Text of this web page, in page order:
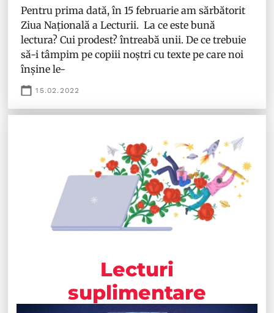
Pentru prima dată, în 15 februarie am sărbătorit
Ziua Națională a Lecturii. La ce este bună
lectura? Cui prodest? întreabă unii. De ce trebuie
să-i tâmpim pe copiii noștri cu texte pe care noi
înșine le-
15.02.2022
Lecturi
suplimentare